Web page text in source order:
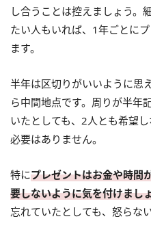
し合うことは控えましょう。
たい人もいれば、1年ごとに
ます。
半年は区切りがいいように思
ら中間地点です。周りが半年
いたとしても、2人とも希望
必要はありません。
特にプレゼントはお金や時間
要しないように気を付けまし
忘れていたとしても、怒らな